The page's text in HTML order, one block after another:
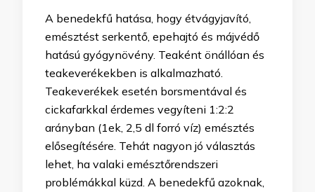
A benedekfű hatása, hogy étvágyjavító,
emésztést serkentő, epehajtó és májvédő
hatású gyógynövény. Teaként önállóan és
teakeverékekben is alkalmazható.
Teakeverékek esetén borsmentával és
cickafarkkal érdemes vegyíteni 1:2:2
arányban (1ek, 2,5 dl forró víz) emésztés
elősegítésére. Tehát nagyon jó választás
lehet, ha valaki emésztőrendszeri
problémákkal küzd. A benedekfű azoknak,